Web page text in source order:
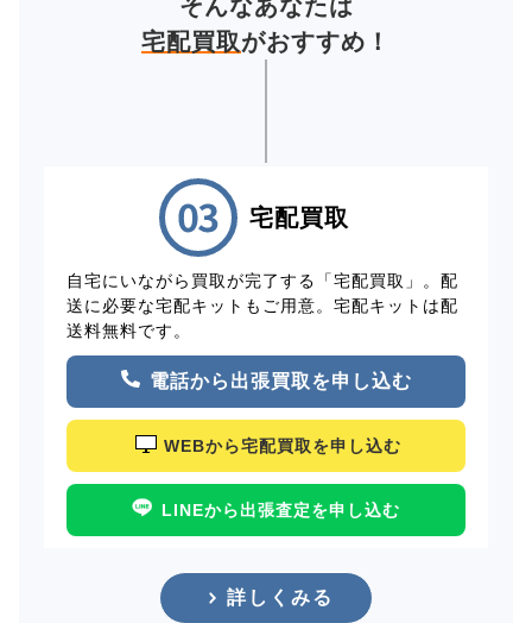
そんなあなたは
宅配買取がおすすめ！
宅配買取
自宅にいながら買取が完了する「宅配買取」。配
送に必要な宅配キットもご用意。宅配キットは配
送料無料です。
電話から出張買取を申し込む
WEBから宅配買取を申し込む
LINEから出張査定を申し込む
詳しくみる